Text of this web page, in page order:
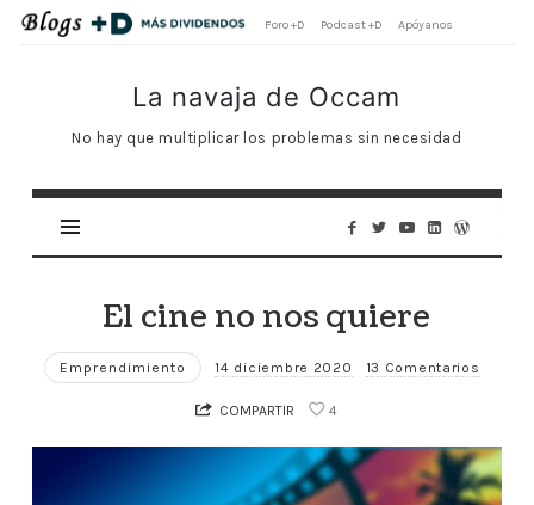
Foro +D Podcast +D Apóyanos
La
navaja
de
Occam
La navaja de Occam
No hay que multiplicar los problemas sin necesidad
El cine no nos quiere
Emprendimiento 14 diciembre 2020 13 Comentarios
COMPARTIR 4